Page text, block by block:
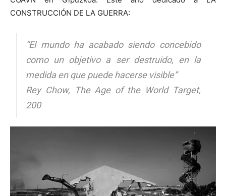
CONSTRUCCIÓN DE LA GUERRA:
“El mundo ha acabado siendo concebido
como un objetivo a ser destruido, en la
medida en que puede hacerse visible”
Rey Chow, The Age of the World Target,
200